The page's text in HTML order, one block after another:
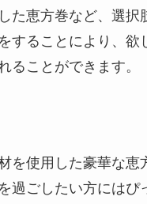
た恵方巻など、選択
することにより、欲
ることができます。
を使用した豪華な恵
過ごしたい方にはぴ